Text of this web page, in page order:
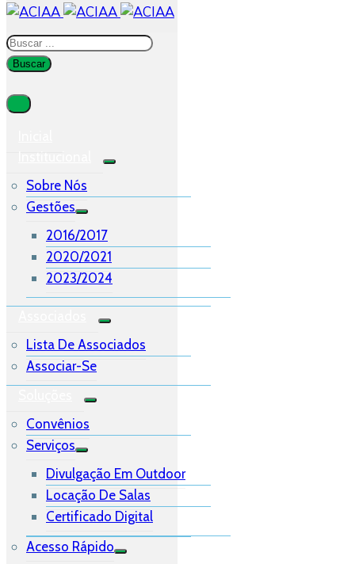
Sobre Nós
Gestões
2016/2017
2020/2021
2023/2024
Lista De Associados
Associar-Se
Convênios
Serviços
Divulgação Em Outdoor
Locação De Salas
Certificado Digital
Acesso Rápido